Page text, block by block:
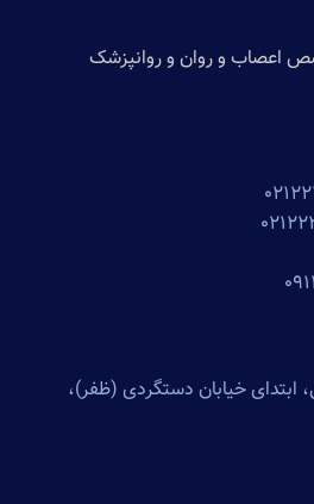
اعصاب و روان و روانپزشک
ابتدای خیابان دستگردی (ظفر)،